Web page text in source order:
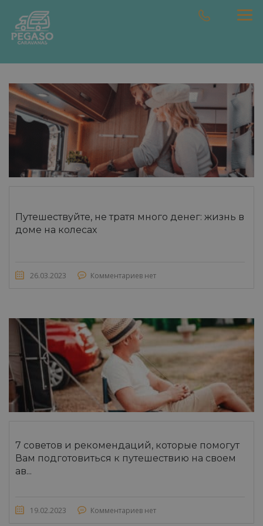
Путешествуйте, не тратя много денег: жизнь в
доме на колесах
26.03.2023 Комментариев нет
7 советов и рекомендаций, которые помогут
Вам подготовиться к путешествию на своем
ав...
19.02.2023 Комментариев нет